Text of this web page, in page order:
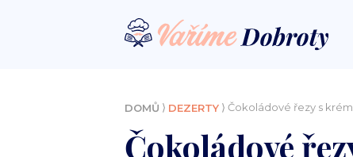
DOMŮ ⟩ DEZERTY⟩ Čokoládové řezy s
Čokoládové